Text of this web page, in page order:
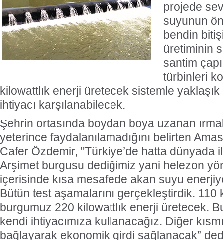
projede
suyunun
bendin
üretiminin
santim
türbinleri
kilowattlık enerji üretecek sistemle
ihtiyacı karşılanabilecek.
Şehrin ortasında boydan boya uzanan
yeterince faydalanılamadığını belirten
Cafer Özdemir, "Türkiye’de hatta dünyada
Arşimet burgusu dediğimiz yani helezon
içerisinde kısa mesafede akan suyu
Bütün test aşamalarını gerçekleştirdik. 110
burgumuz 220 kilowattlık enerji üretecek.
kendi ihtiyacımıza kullanacağız. Diğer
bağlayarak ekonomik girdi sağlanacak”